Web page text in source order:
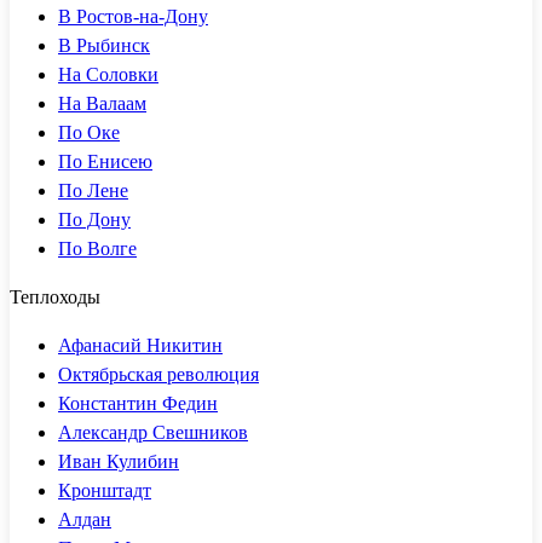
В Ростов-на-Дону
В Рыбинск
На Соловки
На Валаам
По Оке
По Енисею
По Лене
По Дону
По Волге
Теплоходы
Афанасий Никитин
Октябрьская революция
Константин Федин
Александр Свешников
Иван Кулибин
Кронштадт
Алдан